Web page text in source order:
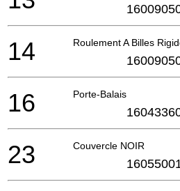
Roulement A Billes
14
Porte-Balais
16
Couvercle NOIR
23